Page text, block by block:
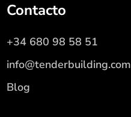
Contacto
+34 680 98 58 51
info@tenderbuilding.com
Blog